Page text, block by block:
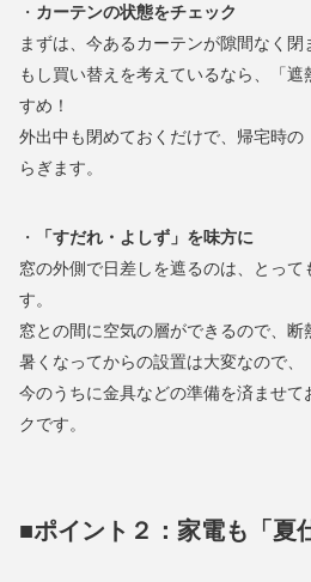
・ カーテンの状態をチェック
まずは、今あるカーテンが隙間なく閉
もし買い替えを考えているなら、「
すめ！
外出中も閉めておくだけで、帰宅時の
らぎます。
・
「すだれ・よしず」を味方に
窓の外側で日差しを遮るのは、とっ
す。
窓との間に空気の層ができるので、断
暑くなってからの設置は大変なので、
今のうちに金具などの準備を済ませて
クです。
■ポイント２：家電も「夏